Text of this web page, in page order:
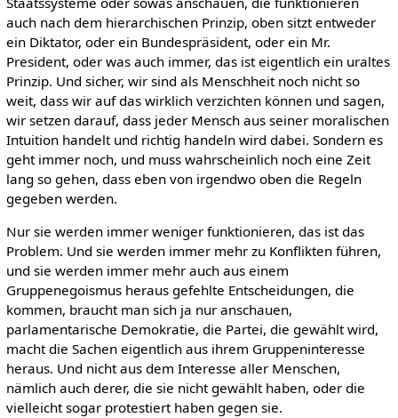
auch nach dem hierarchischen Prinzip, oben sitzt entweder
ein Diktator, oder ein Bundespräsident, oder ein Mr.
President, oder was auch immer, das ist eigentlich ein uraltes
Prinzip. Und sicher, wir sind als Menschheit noch nicht so
weit, dass wir auf das wirklich verzichten können und sagen,
wir setzen darauf, dass jeder Mensch aus seiner moralischen
Intuition handelt und richtig handeln wird dabei. Sondern es
geht immer noch, und muss wahrscheinlich noch eine Zeit
lang so gehen, dass eben von irgendwo oben die Regeln
gegeben werden.
Nur sie werden immer weniger funktionieren, das ist das
Problem. Und sie werden immer mehr zu Konflikten führen,
und sie werden immer mehr auch aus einem
Gruppenegoismus heraus gefehlte Entscheidungen, die
kommen, braucht man sich ja nur anschauen,
parlamentarische Demokratie, die Partei, die gewählt wird,
macht die Sachen eigentlich aus ihrem Gruppeninteresse
heraus. Und nicht aus dem Interesse aller Menschen,
nämlich auch derer, die sie nicht gewählt haben, oder die
vielleicht sogar protestiert haben gegen sie.